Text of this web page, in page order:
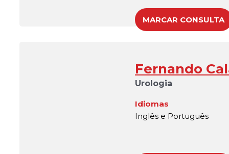
MARCAR CONSULTA
Fernando
Urologia
Idiomas
Inglês e Português